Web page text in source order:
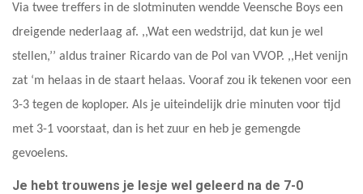
Via twee treffers in de slotminuten wendde Veensche Boys een
dreigende nederlaag af. ,,Wat een wedstrijd, dat kun je wel
stellen,’’ aldus trainer Ricardo van de Pol van VVOP. ,,Het venijn
zat ‘m helaas in de staart helaas. Vooraf zou ik tekenen voor een
3-3 tegen de koploper. Als je uiteindelijk drie minuten voor tijd
met 3-1 voorstaat, dan is het zuur en heb je gemengde
gevoelens.
Je hebt trouwens je lesje wel geleerd na de 7-0